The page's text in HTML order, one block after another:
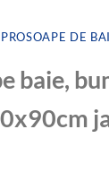
PROSOAPE DE
baie,